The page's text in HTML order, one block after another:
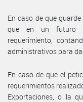
En caso de que
que en un futuro
requerimiento,
administrativos para
En caso de que el
requerimientos
Exportaciones, o la